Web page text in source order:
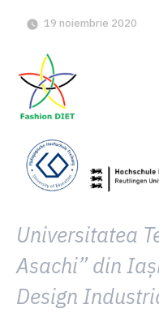
19 noiembrie 2020
Universitatea
Asachi” din
Design